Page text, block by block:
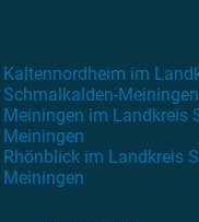
Kaltennordheim im
Schmalkalden-Meiningen
Meiningen im Landkreis
Meiningen
Rhönblick im Landkreis
Meiningen